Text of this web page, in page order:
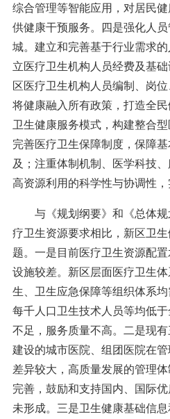
综合管理等智能应用，对居民
供健康干预服务。四是强化人
城。建立和完善基于行业需求
立医疗卫生机构人员经费及基
区医疗卫生机构人员编制、岗
将健康融入所有政策，打造全
卫生健康服务模式，构建整合
完善医疗卫生保障制度，保障
及；注重体制机制、医学科技
高资源利用的科学性与协调性，
与《规划纲要》和《总体规
疗卫生资源要求相比，新区卫
题。一是目前医疗卫生资源配
设施较差。新区层面医疗卫生
生、卫生应急保障等组织体系均
每千人口卫生技术人员等均低
不足，服务质量不高。二是现
建设的城市医院、组团医院在
差异较大，高质量发展的管理
完善，鼓励和支持国内、国际
未形成。三是卫生健康基础信